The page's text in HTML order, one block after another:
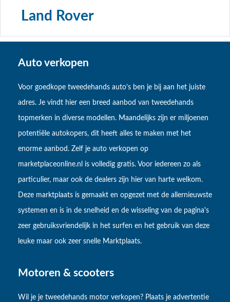
Land Rover
Auto verkopen
Voor goedkope tweedehands auto’s ben je bij aan het juiste
adres. Je vindt hier een breed aanbod van tweedehands
topmerken in diverse modellen. Maandelijks zijn er miljoenen
potentiële autokopers, dit heeft alles te maken met het
enorme aanbod. Zelf je auto verkopen op
marketplaceonline.nl is volledig gratis. Voor iedereen zo als
particulier, maar ook de dealers zijn hier van harte welkom.
Deze marktplaats is gemaakt en opgezet met de allernieuwste
systemen en is in de snelheid en de wisseling van de pagina's
zeer gebruiksvriendelijk in het surfen en het gebruik van deze
leuke maar ook zeer snelle Marktplaats.
Motoren & scooters
Wil je je tweedehands motor verkopen? Plaats je advertentie